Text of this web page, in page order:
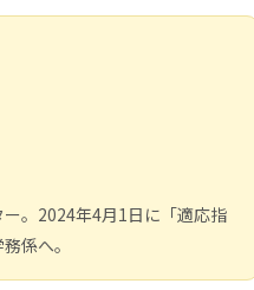
。2024年4月1日に「適応指
係へ。